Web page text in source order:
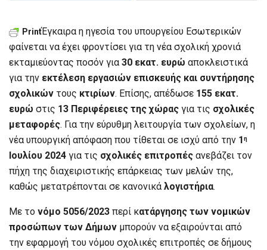
PrintΈγκαιρα η ηγεσία του υπουργείου Εσωτερικών
φαίνεται να έχει φροντίσει για τη νέα σχολική χρονιά
εκταμιεύοντας ποσόν για 30 εκατ. ευρώ αποκλειστικά
για την εκτέλεση εργασιών επισκευής και συντήρησης
σχολικών τους κτιρίων. Επίσης, απέδωσε 155 εκατ.
ευρώ στις 13 Περιφέρειες της χώρας για τις σχολικές
μεταφορές. Για την εύρυθμη λειτουργία των σχολείων, η
νέα υπουργική απόφαση που τίθεται σε ισχύ από την 1η
Ιουλίου 2024 για τις σχολικές επιτροπές ανεβάζει τον
πήχη της διαχειριστικής επάρκειας των μελών της,
καθώς μετατρέπονται σε κανονικά λογιστήρια.
Με το νόμο 5056/2023 περί κατάργησης των νομικών
προσώπων των Δήμων μπορούν να εξαιρούνται από
την εφαρμογή του νόμου σχολικές επιτροπές σε δήμους